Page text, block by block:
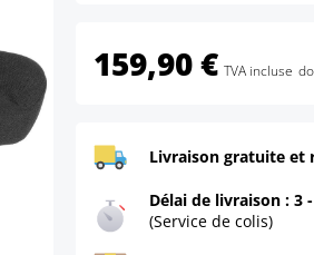
159,90 € TVA incluse
Livraison gratuite et
Délai de livraison : 3
(Service de colis)